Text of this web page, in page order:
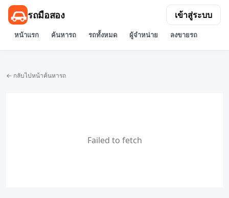
รถมือสอง
หน้าแรก ค้นหารถ รถทั้งหมด ผู้จำหน่าย ลงขายรถ
เข้าสู่ระบบ
← กลับไปหน้าค้นหารถ
Failed to fetch